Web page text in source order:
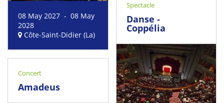
08 May 2027 - 08 May
2028
Côte-Saint-Didier (La)
Spectacle
Danse -
Coppélia
Concert
Amadeus